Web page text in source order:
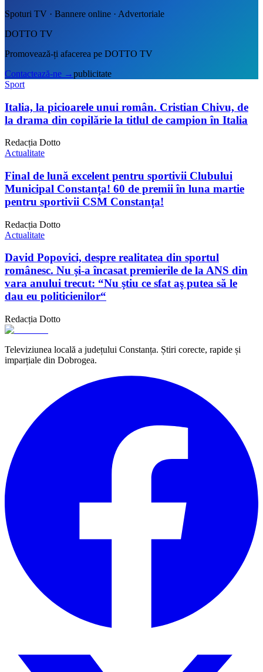
Spoturi TV · Bannere online · Advertoriale
DOTTO TV
Promovează-ți afacerea pe DOTTO TV
Contactează-ne →publicitate
Sport
Italia, la picioarele unui român. Cristian Chivu, de
la drama din copilărie la titlul de campion în Italia
Redacția Dotto
Actualitate
Final de lună excelent pentru sportivii Clubului
Municipal Constanța! 60 de premii în luna martie
pentru sportivii CSM Constanța!
Redacția Dotto
Actualitate
David Popovici, despre realitatea din sportul
românesc. Nu şi-a încasat premierile de la ANS din
vara anului trecut: “Nu ştiu ce sfat aş putea să le
dau eu politicienilor“
Redacția Dotto
Televiziunea locală a județului Constanța. Știri corecte, rapide și
imparțiale din Dobrogea.